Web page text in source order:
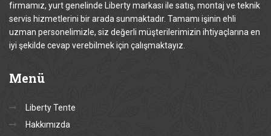
firmamız, yurt genelinde Liberty markası ile satış, montaj ve teknik
servis hizmetlerini bir arada sunmaktadır. Tamamı işinin ehli
uzman personelimizle, siz değerli müşterilerimizin ihtiyaçlarına en
iyi şekilde cevap verebilmek için çalışmaktayız.
Menü
Liberty Tente
Hakkımızda